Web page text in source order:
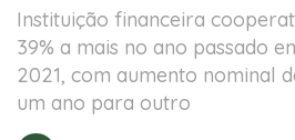
Instituição financeira
39% a mais no ano passado
2021, com aumento nominal
um ano para outro